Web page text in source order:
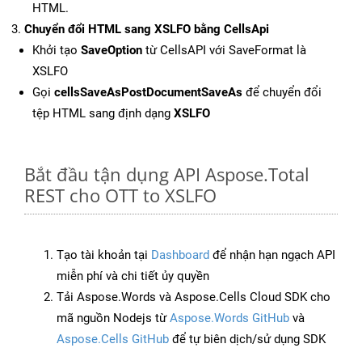
HTML.
Chuyển đổi HTML sang XSLFO bằng CellsApi
Khởi tạo SaveOption từ CellsAPI với SaveFormat là
XSLFO
Gọi cellsSaveAsPostDocumentSaveAs để chuyển đổi
tệp HTML sang định dạng XSLFO
Bắt đầu tận dụng API Aspose.Total
REST cho OTT to XSLFO
Tạo tài khoản tại Dashboard để nhận hạn ngạch API
miễn phí và chi tiết ủy quyền
Tải Aspose.Words và Aspose.Cells Cloud SDK cho
mã nguồn Nodejs từAspose.Words GitHub và
Aspose.Cells GitHub để tự biên dịch/sử dụng SDK